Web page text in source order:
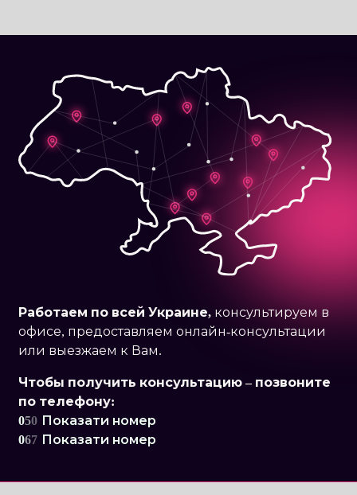
Работаем по всей Украине, консультируем в
офисе, предоставляем онлайн-консультации
или выезжаем к Вам.
Чтобы получить консультацию – позвоните
по телефону:
050 Показати номер
067 Показати номер